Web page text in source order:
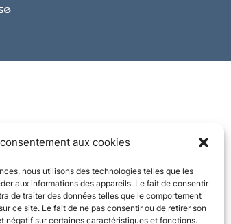
aux cookies
nous utilisons des technologies telles que les
aux informations des appareils. Le fait de consentir
de traiter des données telles que le comportement
ce site. Le fait de ne pas consentir ou de retirer son
négatif sur certaines caractéristiques et fonctions.